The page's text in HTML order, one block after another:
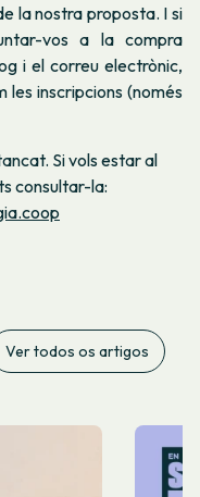
la nostra proposta. I si
vos a la compra
i el correu electrònic,
les inscripcions (només
Si vols estar al
consultar-la:
Ver todos os artigos